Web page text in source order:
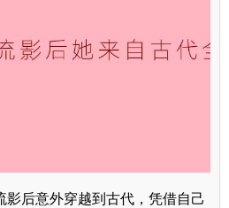
影后意外穿越到古代，凭借自己